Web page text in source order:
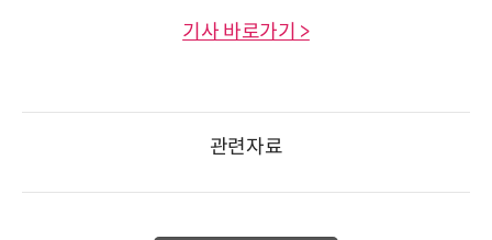
기사 바로가기 >
관련자료